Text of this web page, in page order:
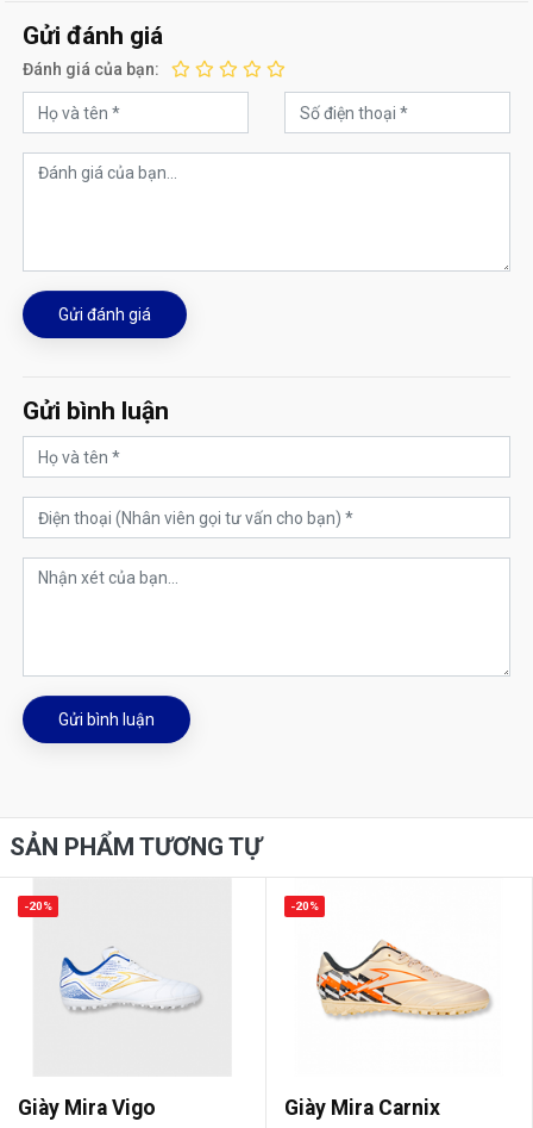
Gửi đánh giá
Đánh giá của bạn:
Gửi đánh giá
Gửi bình luận
Gửi bình luận
SẢN PHẨM TƯƠNG TỰ
Giày Mira Vigo
-20%
Giày Mira Carnix
-20%